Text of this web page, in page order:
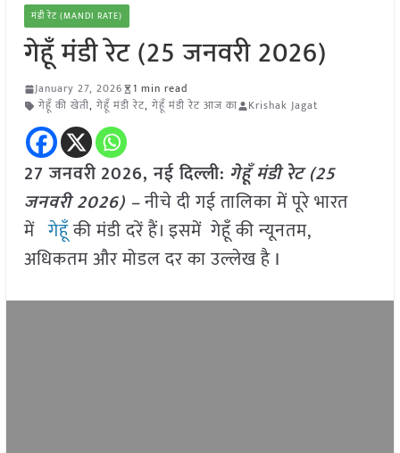
मंडी रेट (MANDI RATE)
गेहूँ मंडी रेट (25 जनवरी 2026)
January 27, 2026
1 min read
गेहूँ की खेती, गेहूँ मंडी रेट, गेहूँ मंडी रेट आज का Krishak Jagat
27 जनवरी2026,नई दिल्ली: गेहूँ मंडी रेट (25
जनवरी2026) –नीचे दी गई तालिका में पूरे भारत
में गेहूँकी मंडी दरें हैं। इसमें गेहूँ की न्यूनतम,
अधिकतम और मोडल दर का उल्लेख है I